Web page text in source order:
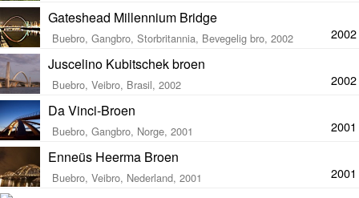
Gateshead Millennium Bridge
Buebro, Gangbro, Storbritannia, Bevegelig bro, 2002 2002
Juscelino Kubitschek broen
Buebro, Veibro, Brasil, 2002 2002
Da Vinci-Broen
Buebro, Gangbro, Norge, 2001 2001
Enneüs Heerma Broen
Buebro, Veibro, Nederland, 2001 2001